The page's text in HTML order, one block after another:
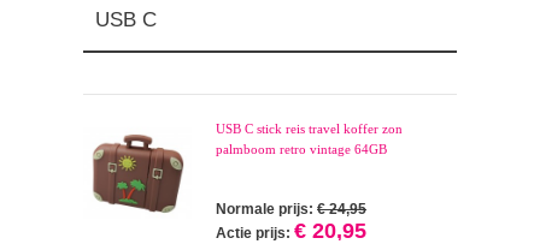
USB C
USB C stick reis travel koffer zon
palmboom retro vintage 64GB
Normale prijs: € 24,95
Actie prijs: € 20,95